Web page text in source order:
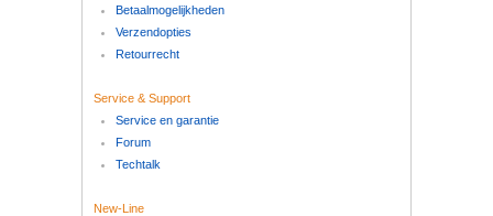
Betaalmogelijkheden
Verzendopties
Retourrecht
Service & Support
Service en garantie
Forum
Techtalk
New-Line